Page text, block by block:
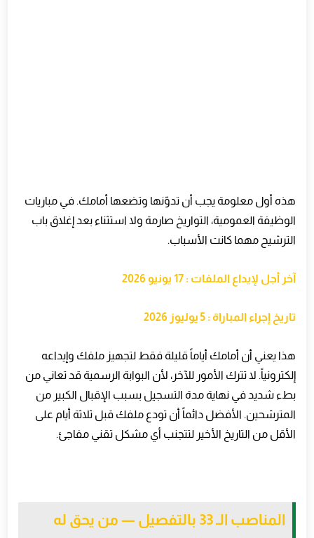
هذه أول معلومة يجب أن تدوّنها وتضعها أمامك. في مباريات
الوظيفة العمومية، التواريخ صارمة ولا استثناء بعد إغلاق باب
الترشيح مهما كانت الأسباب.
آخر أجل لإيداع الملفات : 17 يونيو 2026
تاريخ إجراء المباراة : 5 يوليوز 2026
هذا يعني أن أمامك أياماً قليلة فقط لتجهيز ملفك وإيداعه
إلكترونياً. لا تترك الأمور للآخر، لأن البوابة الرسمية قد تعاني من
بطء شديد في نهاية مدة التسجيل بسبب الإقبال الكبير من
المترشحين. الأفضل دائماً أن تودع ملفك قبل ثلاثة أيام على
الأقل من التاريخ الأخير لتتجنب أي مشكل تقني مفاجئ.
المناصب الـ 33 بالتفصيل — من يحق له